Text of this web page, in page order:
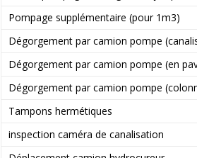
Pompage supplémentaire (pour 1m3)
Dégorgement par camion pompe
Dégorgement par camion pompe (en
Dégorgement par camion pompe
Tampons hermétiques
inspection caméra de canalisation